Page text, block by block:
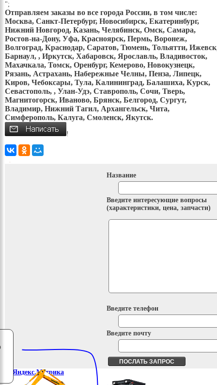
";
Отправляем заказы во все города России, в том числе:
Москва, Санкт-Петербург, Новосибирск, Екатеринбург,
Нижний Новгород, Казань, Челябинск, Омск, Самара,
Ростов-на-Дону, Уфа, Красноярск, Пермь, Воронеж,
Волгоград, Краснодар, Саратов, Тюмень, Тольятти,
Барнаул, , Иркутск, Хабаровск, Ярославль, Владивосток,
Махачкала, Томск, Оренбург, Кемерово, Новокузнецк,
Рязань, Астрахань, Набережные Челны, Пенза, Липецк,
Киров, Чебоксары, Тула, Калининград, Балашиха, Курск,
Севастополь, , Улан-Удэ, Ставрополь, Сочи, Тверь,
Магнитогорск, Иваново, Брянск, Белгород, Сургут,
Владимир, Нижний Тагил, Архангельск, Чита,
Симферополь, Калуга, Смоленск, Якутск.
!
Название
Введите интересующие вопросы
(характеристики, цена, запчасти)
Введите телефон
Введите почту